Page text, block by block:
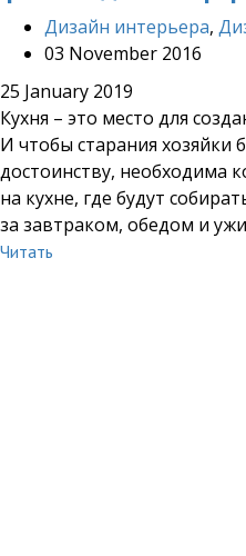
Дизайн интерьера,
03 November 2016
25 January 2019
Кухня – это место для
И чтобы старания хозяйки
достоинству, необходима
на кухне, где будут
за завтраком, обедом и
Читать